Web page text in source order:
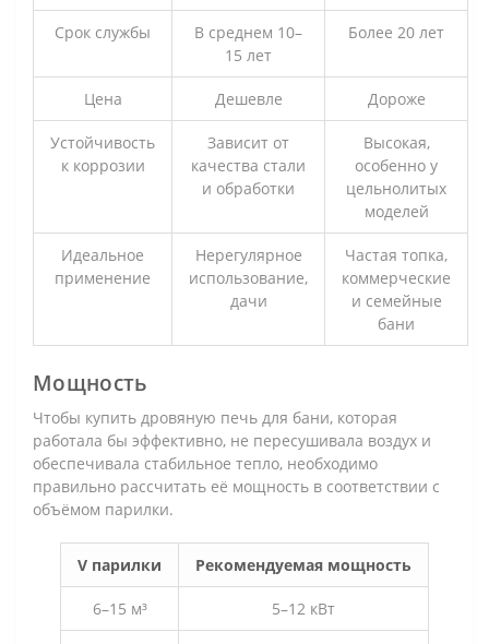
Срок службы
В среднем 10–
15 лет
Более 20 лет
Цена Дешевле Дороже
Устойчивость
к коррозии
Зависит от
качества стали
и обработки
Высокая,
особенно у
цельнолитых
моделей
Идеальное
применение
Нерегулярное
использование,
дачи
Частая топка,
коммерческие
и семейные
бани
Мощность
Чтобы купить дровяную печь для бани, которая
работала бы эффективно, не пересушивала воздух и
обеспечивала стабильное тепло, необходимо
правильно рассчитать её мощность в соответствии с
объёмом парилки.
V парилки Рекомендуемая мощность
6–15 м³ 5–12 кВт